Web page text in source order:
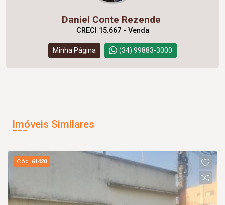
Daniel Conte Rezende
CRECI 15.667 - Venda
Minha Página (34) 99883-3000
Imóveis Similares
Cód. 61420